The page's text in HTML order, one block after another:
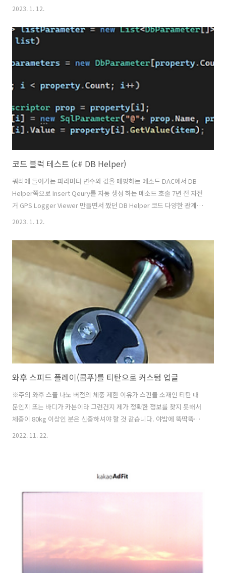
2023. 1. 12.
코드 블럭 테스트 (c# DB Helper)
쿼리에 들어가는 파라미터 변수와 값을 매핑하는 메소드 DAC에서 DB
Helper쪽으로 Insert Qeury를 자동 생성 하는 메소드 호출 7년 전 자전
거 GPS Logger Viewer 만들면서 짰던 DB Helper 코드 다양한 관계형
(RDMS)에 DB에 대응할 수 있으며 개인 용도로 사용했던 db는 Sqlite
명과 동일하게 만들면 자동으로 Insert 쿼리를 생성 해준다. 객체의 속을
들여다 볼 수 있는 Refelection을 사용하여 속도가 느린 단점이 있어 대
용량 데이터를 처리하기에는 성능이 저하될 수 있다. (트랜잭션 코드 추
가) using System; using System.Data; using System.C..
2023. 1. 12.
와후 스피드 플레이(콤푸)를 티탄으로 커스텀 업글
※주의 와후 스플 나노 버전의 체중 제한 이유가 스핀들 소재인 티탄 때
문인지 또는 바디가 카본이라 그런건지 제가 정확한 정보를 찾지 못해서
체중이 80kg 이상인 분은 신중하셔야 할 것 같습니다. 야밤에 뚝딱뚝딱
리 세일해서 91$에.... 다른건 119$ 하더라구요 덜컥 주문했더니 판매자
가 캔슬을 놔버려습니다. 그런데 이 제품은 올라온지 얼마 안되어 판매
2022. 11. 22.